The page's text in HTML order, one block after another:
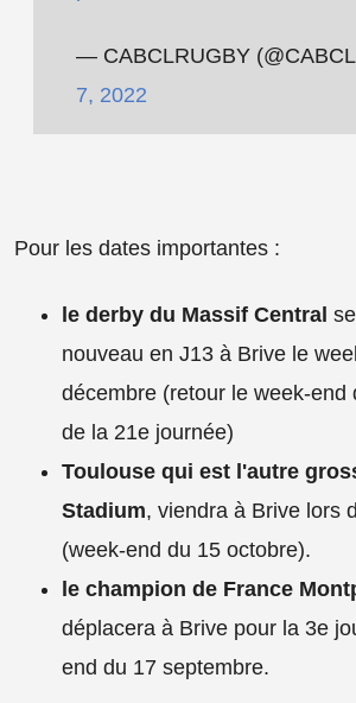
— CABCLRUGBY
7, 2022
Pour les dates importantes :
le derby du Massif Central
nouveau en J13 à Brive le
décembre (retour le week-end
de la 21e journée)
Toulouse qui est l'autre
Stadium, viendra à Brive lors
(week-end du 15 octobre).
le champion de France
déplacera à Brive pour la 3e
end du 17 septembre.